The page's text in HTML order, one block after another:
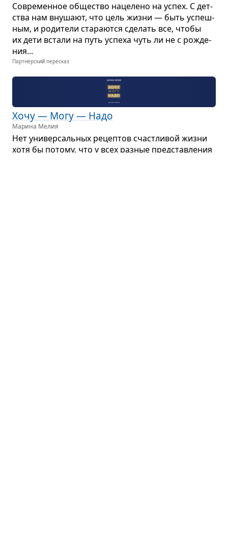
Совре­мен­ное обще­ство наце­лено на успех. С дет­
ства нам вну­шают, что цель жизни — быть успеш­
ным, и роди­тели ста­ра­ются сде­лать все, чтобы
их дети встали на путь успеха чуть ли не с рожде­
ния...
Партнёрский пересказ
Хочу — Mогу — Надо
Марина Мелия
Нет уни­вер­саль­ных рецеп­тов счаст­ли­вой жизни
хотя бы потому, что у всех раз­ные пред­став­ле­ния